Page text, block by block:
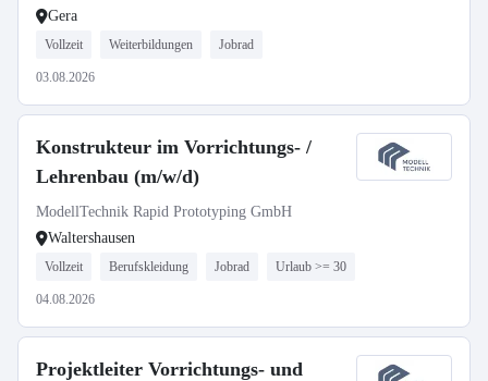
Gera
Vollzeit Weiterbildungen Jobrad
03.08.2026
Konstrukteur im Vorrichtungs- /
Lehrenbau (m/w/d)
ModellTechnik Rapid Prototyping GmbH
Waltershausen
Vollzeit Berufskleidung Jobrad Urlaub >= 30
04.08.2026
Projektleiter Vorrichtungs- und